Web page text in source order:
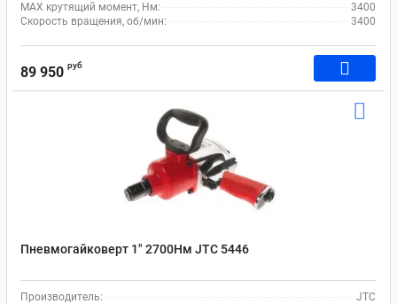
MAX крутящий момент, Нм:
3400
Скорость вращения, об/мин:
3400
89 950 руб
Пневмогайковерт 1" 2700Нм JTC 5446
Производитель:
JTC